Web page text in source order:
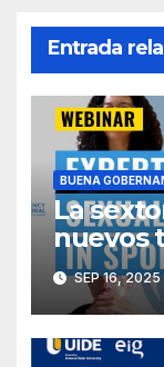
Entrada
BUENA
La
nuevos
SEP 16, 2025